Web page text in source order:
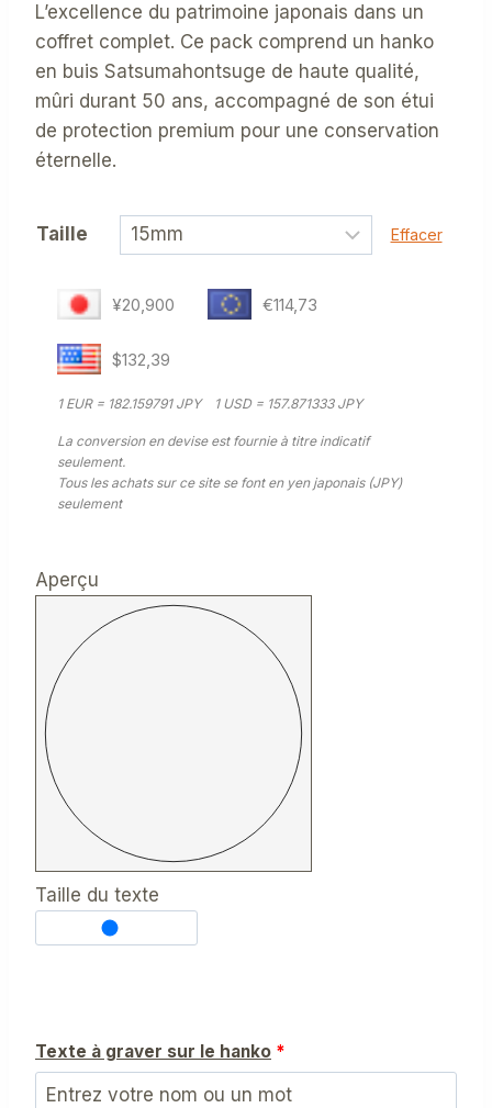
initial
était :
¥22
000.
actuel
est :
¥20
900.
L’excellence du patrimoine japonais dans un
coffret complet. Ce pack comprend un hanko
en buis Satsumahontsuge de haute qualité,
mûri durant 50 ans, accompagné de son étui
de protection premium pour une conservation
éternelle.
Taille Effacer
¥20,900 €114,73
$132,39
1 EUR = 182.159791 JPY 1 USD = 157.871333 JPY
La conversion en devise est fournie à titre indicatif
seulement.
Tous les achats sur ce site se font en yen japonais (JPY)
seulement
Aperçu
Taille du texte
Texte à graver sur le hanko *